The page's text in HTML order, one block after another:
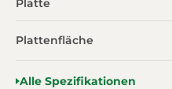
Platte
Plattenfläche
Alle Spezifikationen